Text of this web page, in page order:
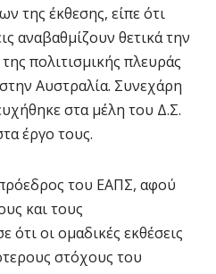
της έκθεσης, είπε ότι
αναβαθμίζουν θετικά την
πολιτισμικής πλευράς
Αυστραλία. Συνεχάρη
στα μέλη του Δ.Σ.
έργο τους.
του ΕΑΠΣ, αφού
και τους
ότι οι ομαδικές εκθέσεις
στόχους του